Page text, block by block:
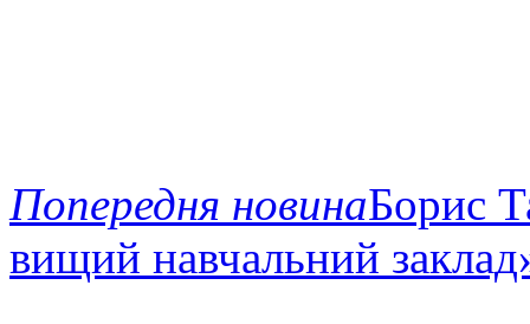
Попередня новинаБорис
вищий навчальний